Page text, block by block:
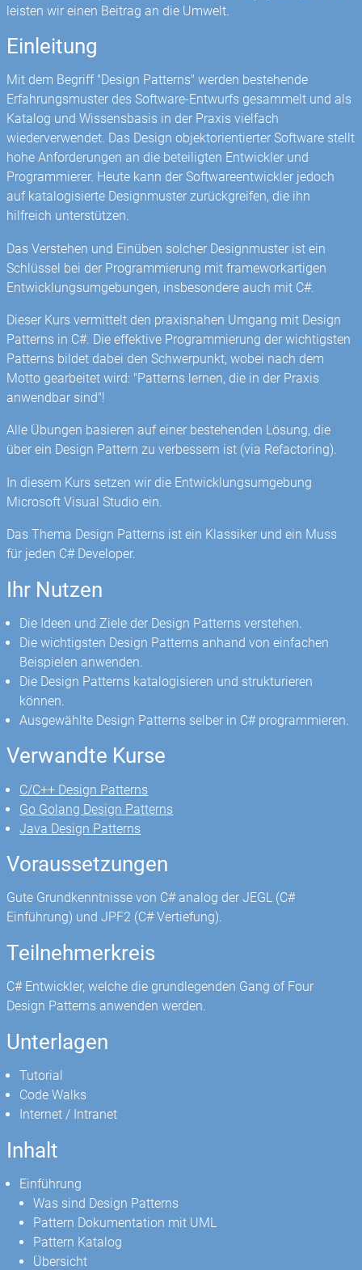
leisten wir einen Beitrag an die Umwelt.
Einleitung
Mit dem Begriff "Design Patterns" werden bestehende
Erfahrungsmuster des Software-Entwurfs gesammelt und als
Katalog und Wissensbasis in der Praxis vielfach
wiederverwendet. Das Design objektorientierter Software stellt
hohe Anforderungen an die beteiligten Entwickler und
Programmierer. Heute kann der Softwareentwickler jedoch
auf katalogisierte Designmuster zurückgreifen, die ihn
hilfreich unterstützen.
Das Verstehen und Einüben solcher Designmuster ist ein
Schlüssel bei der Programmierung mit frameworkartigen
Entwicklungsumgebungen, insbesondere auch mit C#.
Dieser Kurs vermittelt den praxisnahen Umgang mit Design
Patterns in C#. Die effektive Programmierung der wichtigsten
Patterns bildet dabei den Schwerpunkt, wobei nach dem
Motto gearbeitet wird: "Patterns lernen, die in der Praxis
anwendbar sind"!
Alle Übungen basieren auf einer bestehenden Lösung, die
über ein Design Pattern zu verbessern ist (via Refactoring).
In diesem Kurs setzen wir die Entwicklungsumgebung
Microsoft Visual Studio ein.
Das Thema Design Patterns ist ein Klassiker und ein Muss
für jeden C# Developer.
Ihr Nutzen
Die Ideen und Ziele der Design Patterns verstehen.
Die wichtigsten Design Patterns anhand von einfachen
Beispielen anwenden.
Die Design Patterns katalogisieren und strukturieren
können.
Ausgewählte Design Patterns selber in C# programmieren.
Verwandte Kurse
C/C++ Design Patterns
Go Golang Design Patterns
Java Design Patterns
Voraussetzungen
Gute Grundkenntnisse von C# analog der JEGL (C#
Einführung) und JPF2 (C# Vertiefung).
Teilnehmerkreis
C# Entwickler, welche die grundlegenden Gang of Four
Design Patterns anwenden werden.
Unterlagen
Tutorial
Code Walks
Internet / Intranet
Inhalt
Einführung
Was sind Design Patterns
Pattern Dokumentation mit UML
Pattern Katalog
Übersicht